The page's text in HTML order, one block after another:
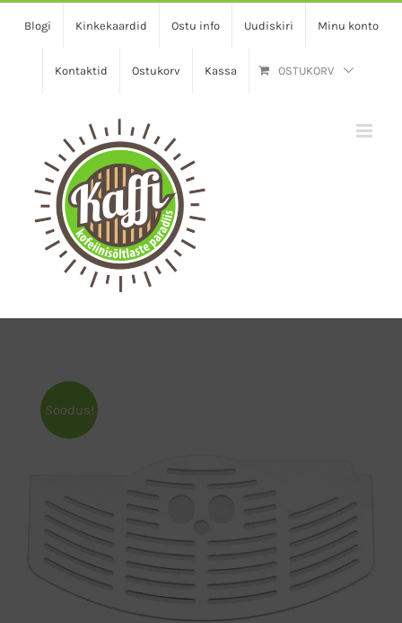
Blogi Kinkekaardid Ostu info Uudiskiri Minu konto
Kontaktid Ostukorv Kassa OSTUKORV
Soodus!